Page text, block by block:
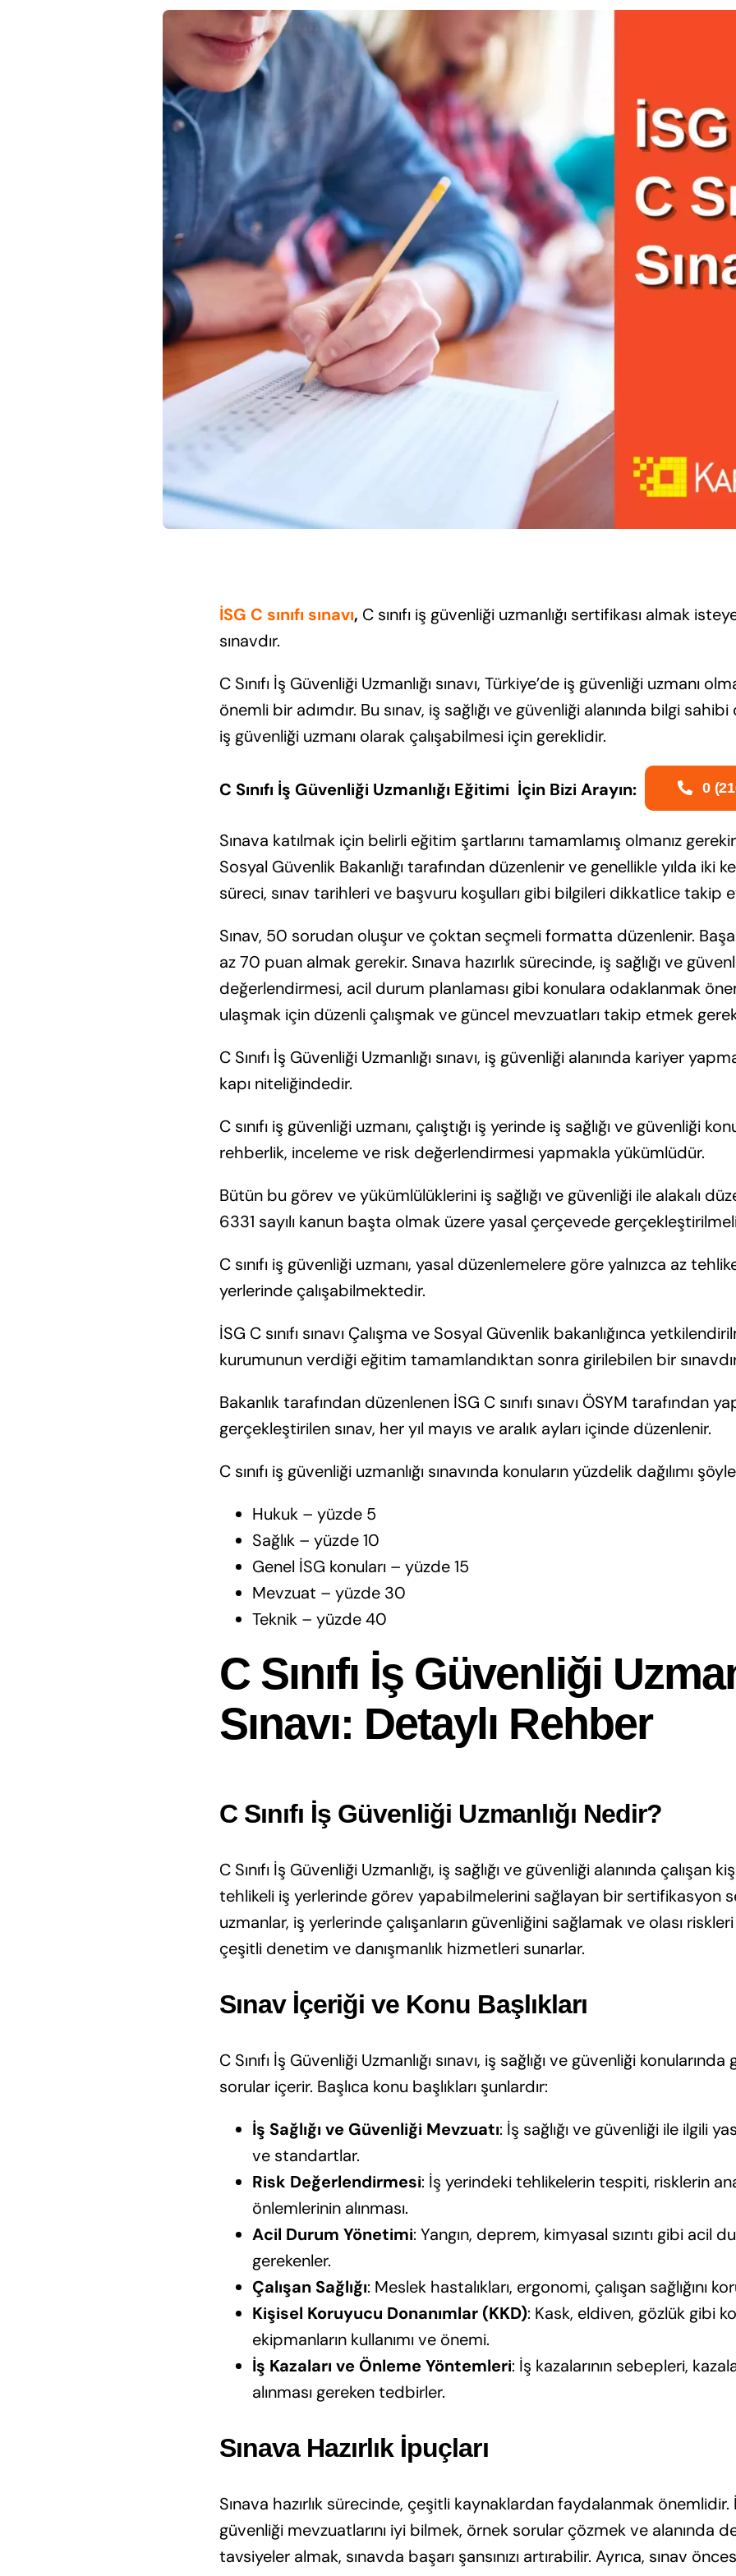
İSG C sınıfı sınavı, C sınıfı iş güvenliği uzmanlığı sertifikası almak
sınavdır.
C Sınıfı İş Güvenliği Uzmanlığı sınavı, Türkiye’de iş güvenliği uzmanı
önemli bir adımdır. Bu sınav, iş sağlığı ve güvenliği alanında bilgi sahibi
iş güvenliği uzmanı olarak çalışabilmesi için gereklidir.
C Sınıfı İş Güvenliği Uzmanlığı Eğitimi İçin Bizi Arayın: 0
Sınava katılmak için belirli eğitim şartlarını tamamlamış olmanız
Sosyal Güvenlik Bakanlığı tarafından düzenlenir ve genellikle yılda iki
süreci, sınav tarihleri ve başvuru koşulları gibi bilgileri dikkatlice takip
Sınav, 50 sorudan oluşur ve çoktan seçmeli formatta düzenlenir.
az 70 puan almak gerekir. Sınava hazırlık sürecinde, iş sağlığı ve
değerlendirmesi, acil durum planlaması gibi konulara odaklanmak
ulaşmak için düzenli çalışmak ve güncel mevzuatları takip etmek
C Sınıfı İş Güvenliği Uzmanlığı sınavı, iş güvenliği alanında kariyer
kapı niteliğindedir.
C sınıfı iş güvenliği uzmanı, çalıştığı iş yerinde iş sağlığı ve güvenliği
rehberlik, inceleme ve risk değerlendirmesi yapmakla yükümlüdür.
Bütün bu görev ve yükümlülüklerini iş sağlığı ve güvenliği ile alakalı
6331 sayılı kanun başta olmak üzere yasal çerçevede
C sınıfı iş güvenliği uzmanı, yasal düzenlemelere göre yalnızca az
yerlerinde çalışabilmektedir.
İSG C sınıfı sınavı Çalışma ve Sosyal Güvenlik bakanlığınca
kurumunun verdiği eğitim tamamlandıktan sonra girilebilen bir
Bakanlık tarafından düzenlenen İSG C sınıfı sınavı ÖSYM tarafından
gerçekleştirilen sınav, her yıl mayıs ve aralık ayları içinde düzenlenir.
C sınıfı iş güvenliği uzmanlığı sınavında konuların yüzdelik dağılımı
Hukuk – yüzde 5
Sağlık – yüzde 10
Genel İSG konuları – yüzde 15
Mevzuat – yüzde 30
Teknik – yüzde 40
C Sınıfı İş Güvenliği
Sınavı: Detaylı Rehber
C Sınıfı İş Güvenliği Uzmanlığı Nedir?
C Sınıfı İş Güvenliği Uzmanlığı, iş sağlığı ve güvenliği alanında çalışan
tehlikeli iş yerlerinde görev yapabilmelerini sağlayan bir sertifikasyon
uzmanlar, iş yerlerinde çalışanların güvenliğini sağlamak ve olası
çeşitli denetim ve danışmanlık hizmetleri sunarlar.
Sınav İçeriği ve Konu Başlıkları
C Sınıfı İş Güvenliği Uzmanlığı sınavı, iş sağlığı ve güvenliği
sorular içerir. Başlıca konu başlıkları şunlardır:
İş Sağlığı ve Güvenliği Mevzuatı: İş sağlığı ve güvenliği ile ilgili
ve standartlar.
Risk Değerlendirmesi: İş yerindeki tehlikelerin tespiti, risklerin
önlemlerinin alınması.
Acil Durum Yönetimi: Yangın, deprem, kimyasal sızıntı gibi acil
gerekenler.
Çalışan Sağlığı: Meslek hastalıkları, ergonomi, çalışan sağlığını
Kişisel Koruyucu Donanımlar (KKD): Kask, eldiven, gözlük gibi
ekipmanların kullanımı ve önemi.
İş Kazaları ve Önleme Yöntemleri: İş kazalarının sebepleri,
alınması gereken tedbirler.
Sınava Hazırlık İpuçları
Sınava hazırlık sürecinde, çeşitli kaynaklardan faydalanmak önemlidir.
güvenliği mevzuatlarını iyi bilmek, örnek sorular çözmek ve alanında
tavsiyeler almak, sınavda başarı şansınızı artırabilir. Ayrıca, sınav